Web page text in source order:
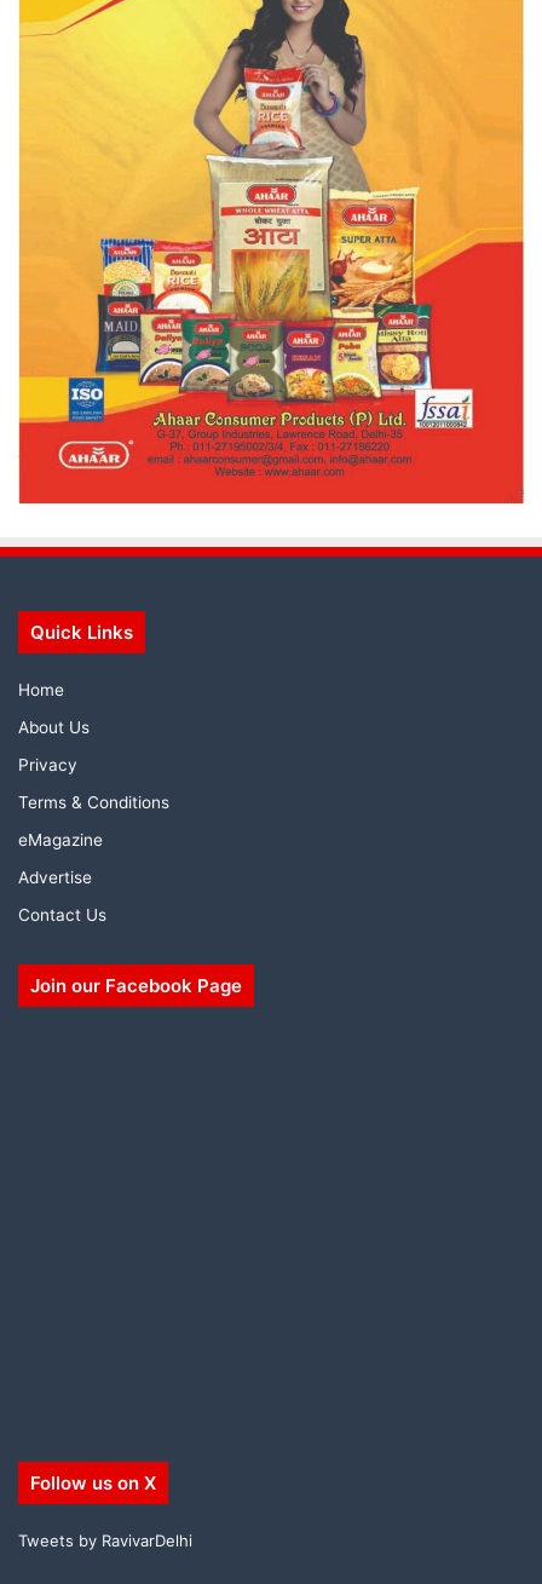
Quick Links
Home
About Us
Privacy
Terms & Conditions
eMagazine
Advertise
Contact Us
Join our Facebook Page
Follow us on X
Tweets by RavivarDelhi